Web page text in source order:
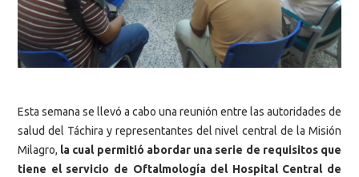
Esta semana se llevó a cabo una reunión entre las autoridades de
salud del Táchira y representantes del nivel central de la Misión
Milagro, la cual permitió abordar una serie de requisitos que
tiene el servicio de Oftalmología del Hospital Central de